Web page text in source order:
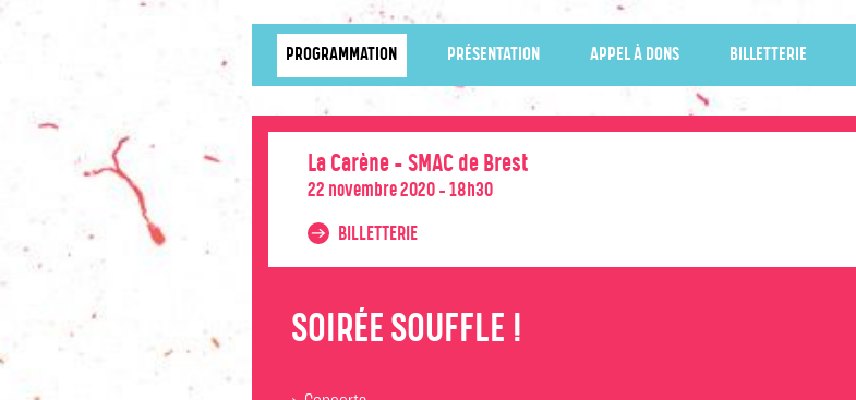
PROGRAMMATION PRÉSENTATION APPEL À DONS BILLETTERIE
La Carène - SMAC de Brest
22 novembre 2020 - 18h30
BILLETTERIE
SOIRÉE SOUFFLE !